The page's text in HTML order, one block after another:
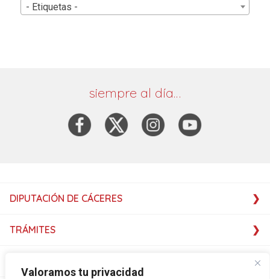
Valoramos tu privacidad
- Etiquetas -
siempre al día…
DIPUTACIÓN DE CÁCERES
TRÁMITES